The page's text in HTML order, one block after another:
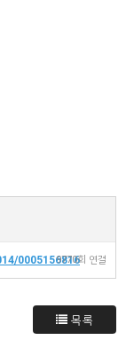
00051568169770회 연결
목록